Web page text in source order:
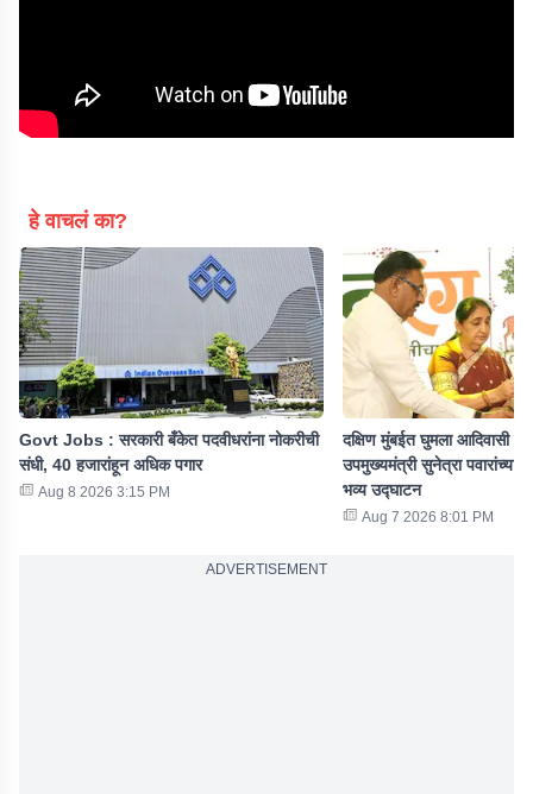
हे वाचलं का?
Govt Jobs : सरकारी बँकेत पदवीधरांना नोकरीची
संधी, 40 हजारांहून अधिक पगार
Aug 8 2026 3:15 PM
दक्षिण मुंबईत घुमला आदिवासी
उपमुख्यमंत्री सुनेत्रा
भव्य उद्घाटन
Aug 7 2026 8:01 PM
ADVERTISEMENT